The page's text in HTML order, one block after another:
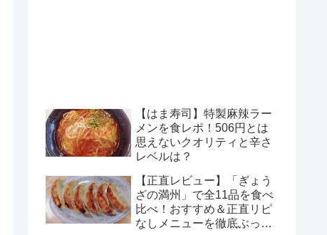
【はま寿司】特製麻辣ラー
メンを食レポ！506円とは
思えないクオリティと辛さ
レベルは？
【正直レビュー】「ぎょう
ざの満州」で全11品を食べ
比べ！おすすめ＆正直リピ
なしメニューを徹底ぶっち